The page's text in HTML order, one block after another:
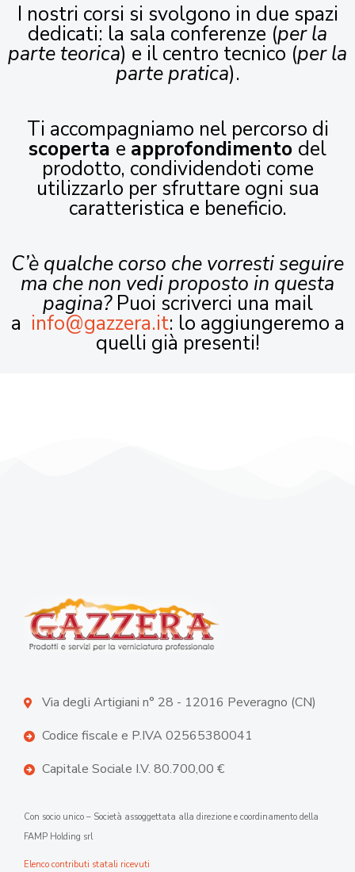
I nostri corsi si svolgono in due spazi
dedicati: la sala conferenze (per la
parte teorica) e il centro tecnico (per la
parte pratica).
Ti accompagniamo nel percorso di
scoperta e approfondimento del
prodotto, condividendoti come
utilizzarlo per sfruttare ogni sua
caratteristica e beneficio.
C’è qualche corso che vorresti seguire
ma che non vedi proposto in questa
pagina?Puoi scriverci una mail
a info@gazzera.it: lo aggiungeremo a
quelli già presenti!
Via degli Artigiani n° 28 - 12016 Peveragno (CN)
Codice fiscale e P.IVA 02565380041
Capitale Sociale I.V. 80.700,00 €
Con socio unico – Società assoggettata alla direzione e coordinamento della
FAMP Holding srl
Elenco contributi statali ricevuti